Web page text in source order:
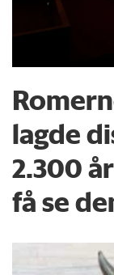
lagde
2.300
få se